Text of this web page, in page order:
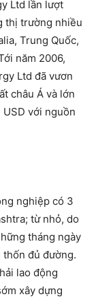
Ltd lần lượt
thị trường nhiều
Trung Quốc,
năm 2006,
Ltd đã vươn
châu Á và lớn
với nguồn
nghiệp có 3
từ nhỏ, do
tháng ngày
đủ đường.
lao động
xây dựng